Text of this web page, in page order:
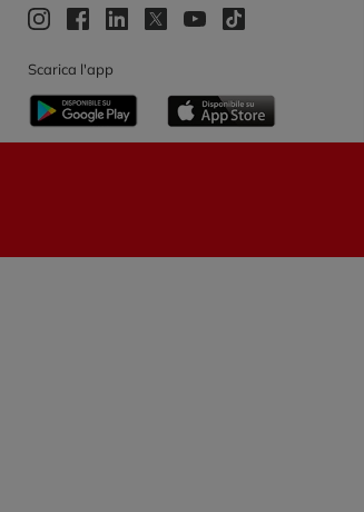
Scarica l'app